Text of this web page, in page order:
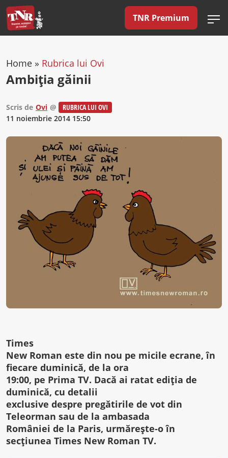
TNR Premium
Home » Rubrica lui Ovi
Ambiţia găinii
Scris de Ovi @
RUBRICA LUI OVI
11 noiembrie 2014 15:50
Times
New Roman este din nou pe micile ecrane, în
fiecare duminică, de la ora
19:00, pe Prima TV. Dacă ai ratat ediția de
duminică, cu detalii
exclusive despre pregătirile de vot din
Teleorman sau de la ambasada
României de la Paris, urmărește-o în
secțiunea Times New Roman TV.